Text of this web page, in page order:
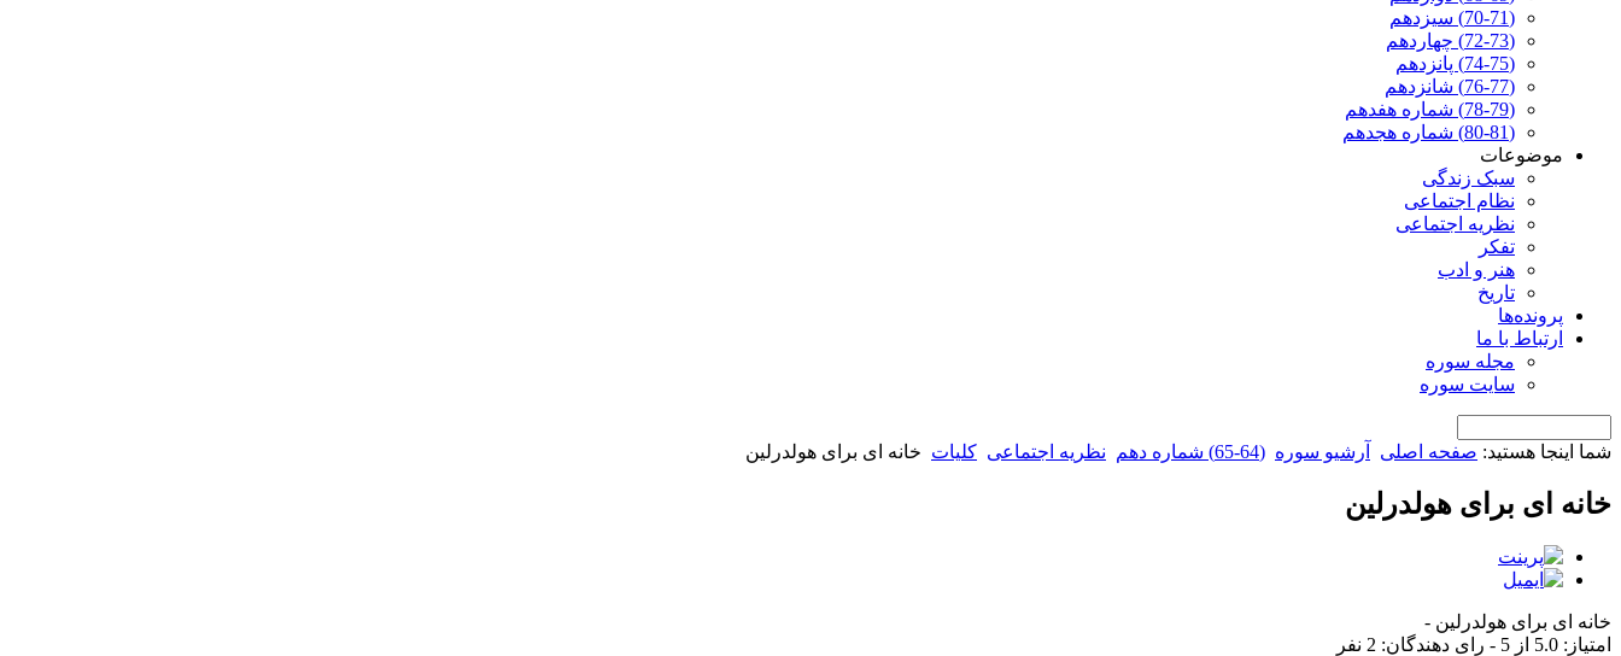
(70-71) سیزدهم
(72-73) چهاردهم
(74-75) پانزدهم
(76-77) شانزدهم
(78-79) شماره هفدهم
(80-81) شماره هجدهم
موضوعات
سبک زندگی
نظام اجتماعی
نظریه اجتماعی
تفکر
هنر و ادب
تاریخ
پرونده‌ها
ارتباط با ما
مجله سوره
سایت سوره
شما اینجا هستید: صفحه اصلی آرشیو سوره (64-65) شماره دهم نظریه اجتماعی کلیات خانه ای برای هولدرلین
خانه ای برای هولدرلین
خانه ای برای هولدرلین -
امتياز: 5.0 از 5 - رای دهندگان: 2 نفر